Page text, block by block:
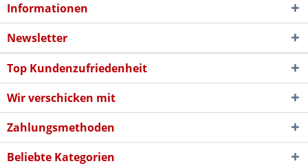
Informationen
Newsletter
Top Kundenzufriedenheit
Wir verschicken mit
Zahlungsmethoden
Beliebte Kategorien